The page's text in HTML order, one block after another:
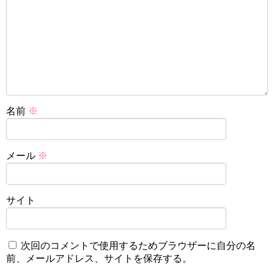
名前 ※
メール ※
サイト
次回のコメントで使用するためブラウザーに自分の名
前、メールアドレス、サイトを保存する。